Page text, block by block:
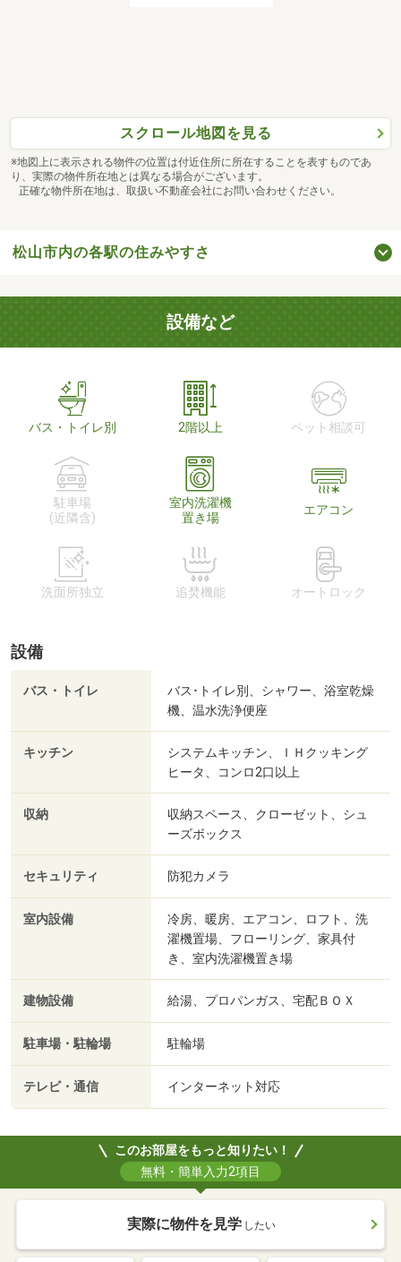
スクロール地図を見る
※地図上に表示される物件の位置は付近住所に所在することを表すものであ
り、実際の物件所在地とは異なる場合がございます。
正確な物件所在地は、取扱い不動産会社にお問い合わせください。
松山市内の各駅の住みやすさ
設備など
バス・トイレ別 2階以上 ペット相談可
駐車場
(近隣含)
室内洗濯機
置き場
エアコン
洗面所独立 追焚機能 オートロック
設備
バス・トイレ
バス･トイレ別、シャワー、浴室乾燥
機、温水洗浄便座
キッチン
システムキッチン、ＩＨクッキング
ヒータ、コンロ2口以上
収納
収納スペース、クローゼット、シュ
ーズボックス
セキュリティ 防犯カメラ
室内設備
冷房、暖房、エアコン、ロフト、洗
濯機置場、フローリング、家具付
き、室内洗濯機置き場
建物設備 給湯、プロパンガス、宅配ＢＯＸ
駐車場・駐輪場 駐輪場
テレビ・通信 インターネット対応
このお部屋をもっと知りたい！
無料・簡単入力2項目
実際に物件を見学 したい